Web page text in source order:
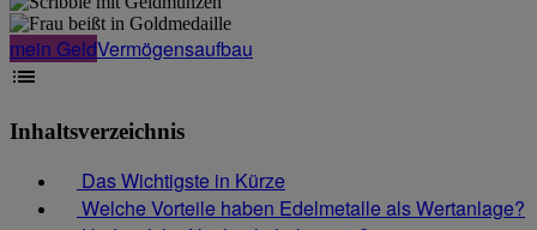
mein GeldVermögensaufbau
Inhaltsverzeichnis
Das Wichtigste in Kürze
Welche Vorteile haben Edelmetalle als Wertanlage?